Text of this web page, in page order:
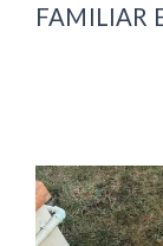
FAMILIAR